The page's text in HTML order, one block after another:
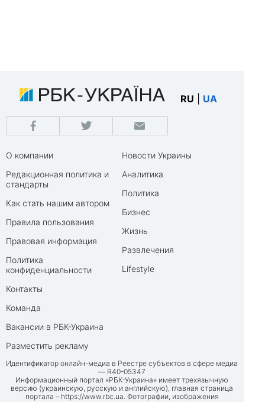
RU UA
О компании
Редакционная политика и
стандарты
Как стать нашим автором
Правила пользования
Правовая информация
Политика
конфиденциальности
Контакты
Команда
Вакансии в РБК-Украина
Разместить рекламу
Новости Украины
Аналитика
Политика
Бизнес
Жизнь
Развлечения
Lifestyle
Идентификатор онлайн-медиа в Реестре субъектов в сфере медиа
— R40-05347
Информационный портал «РБК-Украина» имеет трехязычную
версию (украинскую, русскую и английскую), главная страница
портала – https://www.rbc.ua. Фотографии, изображения